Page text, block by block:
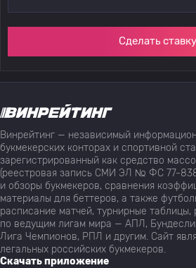
Сделать ставку
Винрейтинг — независимый
букмекерских конторах и спортивной
зарегистрированный как средство
(реестровая запись СМИ ЭЛ № ФС 77-
и обзоры букмекеров, сравнения
материалы для беттеров, а также
расписание матчей, турнирные таблицы,
по ведущим лигам мира — АПЛ,
Лига Чемпионов, РПЛ и другим. Сайт
легальных российских букмекеров.
Скачать приложение